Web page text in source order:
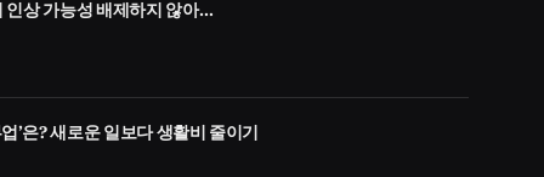
인상 가능성 배제하지 않아…
’은? 새로운 일보다 생활비 줄이기